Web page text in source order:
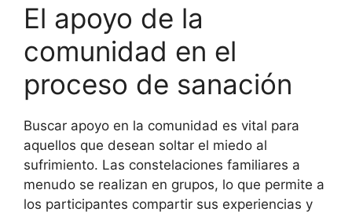
El apoyo de la
comunidad en el
proceso de sanación
Buscar apoyo en la comunidad es vital para
aquellos que desean soltar el miedo al
sufrimiento. Las constelaciones familiares a
menudo se realizan en grupos, lo que permite a
los participantes compartir sus experiencias y